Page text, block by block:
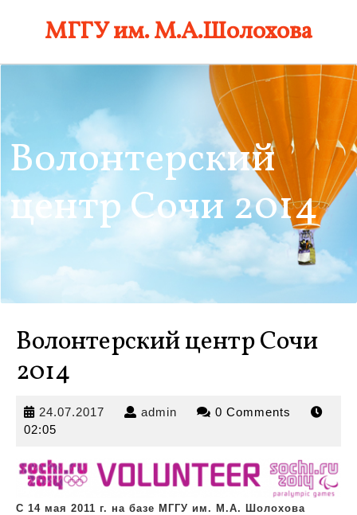
МГГУ им. М.А.Шолохова
Волонтерский
центр Сочи 2014
Волонтерский центр Сочи
2014
24.07.2017 24.07.2017
admin admin 0 Comments
02:05
C 14 мая 2011 г. на базе МГГУ им. М.А. Шолохова